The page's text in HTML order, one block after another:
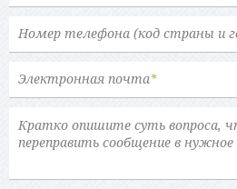
Номер телефона (код страны и
Электронная почта*